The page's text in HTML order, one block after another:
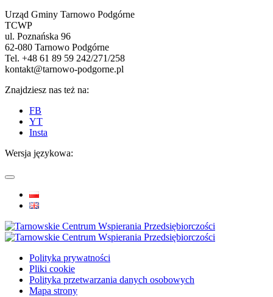
Urząd Gminy Tarnowo Podgórne
TCWP
ul. Poznańska 96
62-080 Tarnowo Podgórne
Tel. +48 61 89 59 242/271/258
kontakt@tarnowo-podgorne.pl
Znajdziesz nas też na:
FB
YT
Insta
Wersja językowa:
Polityka prywatności
Pliki cookie
Polityka przetwarzania danych osobowych
Mapa strony